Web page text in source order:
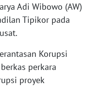
Adi Wibowo (AW)
Tipikor pada
Korupsi
perkara
proyek